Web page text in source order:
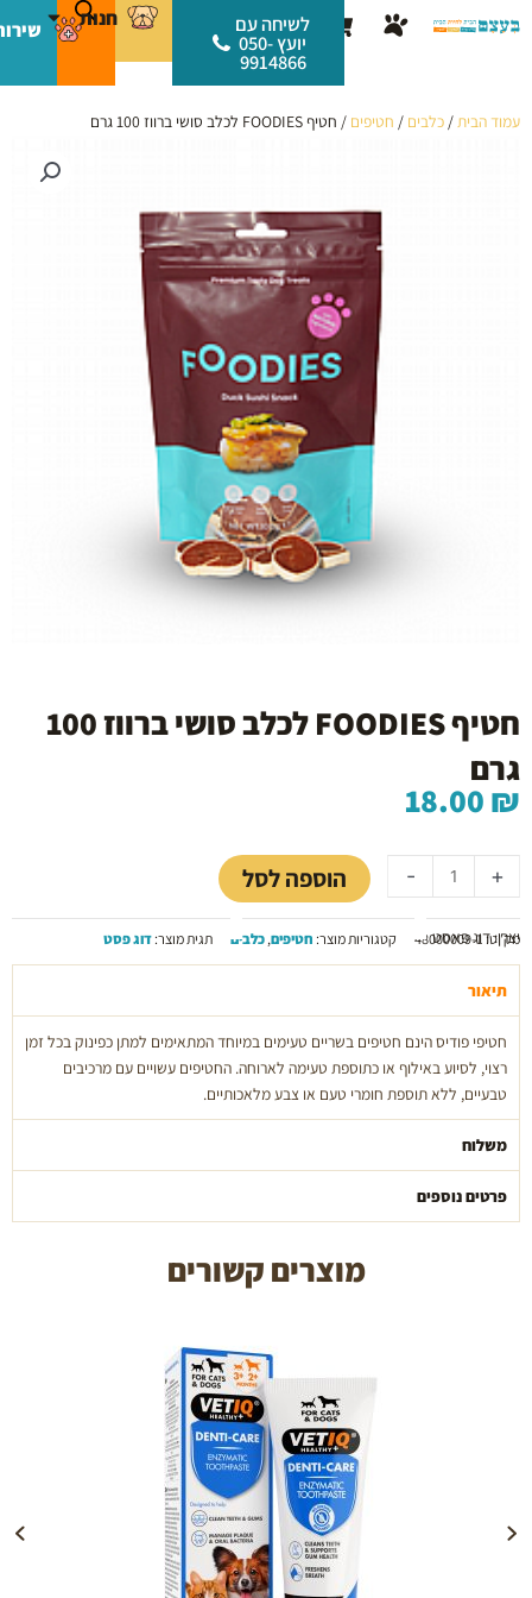
לתוכן
עגלת
קניות
לשיחה עם
יועץ 050-
9914866
חנות
עמוד הבית/ כלבים / חטיפים / חטיף FOODIES לכלב סושי ברווז 100 גרם
חטיף FOODIES לכלב סושי ברווז 100
גרם
18.00₪
-
של
חטיף
לכלב
סושי
100
גרם
+ הוספה לסל
יצרן: דוג פאסט
מק"ט:48000009-1 קטגוריות מוצר: חטיפים,כלבים תגית מוצר:דוג פסט
תיאור
חטיפי פודיס הינם חטיפים בשריים טעימים במיוחד המתאימים למתן כפינוק בכל זמן
רצוי, לסיוע באילוף או כתוספת טעימה לארוחה. החטיפים עשויים עם מרכיבים
טבעיים, ללא תוספת חומרי טעם או צבע מלאכותיים.
משלוח
פרטים נוספים
מוצרים קשורים
הוספה לעגלה